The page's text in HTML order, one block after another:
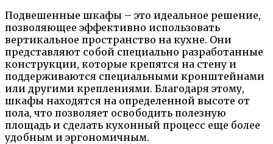
Подвешенные шкафы – это идеальное решение,
позволяющее эффективно использовать
вертикальное пространство на кухне. Они
представляют собой специально разработанные
конструкции, которые крепятся на стену и
поддерживаются специальными кронштейнами
или другими креплениями. Благодаря этому,
шкафы находятся на определенной высоте от
пола, что позволяет освободить полезную
площадь и сделать кухонный процесс еще более
удобным и эргономичным.